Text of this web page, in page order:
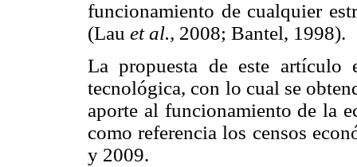
funcionamiento de cualquier
(Lau et al., 2008; Bantel, 1998).
La propuesta de este
tecnológica, con lo cual se
aporte al funcionamiento de la
como referencia los censos
y 2009.